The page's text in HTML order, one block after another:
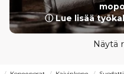
ⓘ Lue lisää
Näytä